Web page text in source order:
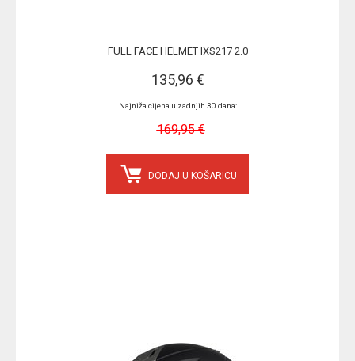
FULL FACE HELMET IXS217 2.0
135,96 €
Najniža cijena u zadnjih 30 dana:
169,95 €
DODAJ U KOŠARICU